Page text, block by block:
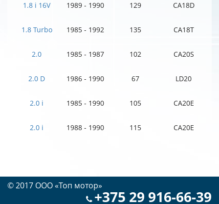
1.8 i 16V 1989 - 1990 129 CA18D
1.8 Turbo 1985 - 1992 135 CA18T
2.0 1985 - 1987 102 CA20S
2.0 D 1986 - 1990 67 LD20
2.0 i 1985 - 1990 105 CA20E
2.0 i 1988 - 1990 115 CA20E
© 2017 OOO «Топ мотор»
+375 29 916-66-39